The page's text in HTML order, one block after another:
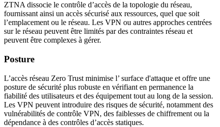
ZTNA dissocie le contrôle d’accès de la topologie du réseau,
fournissant ainsi un accès sécurisé aux ressources, quel que soit
l’emplacement ou le réseau. Les VPN ou autres approches centrées
sur le réseau peuvent être limités par des contraintes réseau et
peuvent être complexes à gérer.
Posture
L’accès réseau Zero Trust minimise l’ surface d'attaque et offre une
posture de sécurité plus robuste en vérifiant en permanence la
fiabilité des utilisateurs et des équipement tout au long de la session.
Les VPN peuvent introduire des risques de sécurité, notamment des
vulnérabilités de contrôle VPN, des faiblesses de chiffrement ou la
dépendance à des contrôles d’accès statiques.